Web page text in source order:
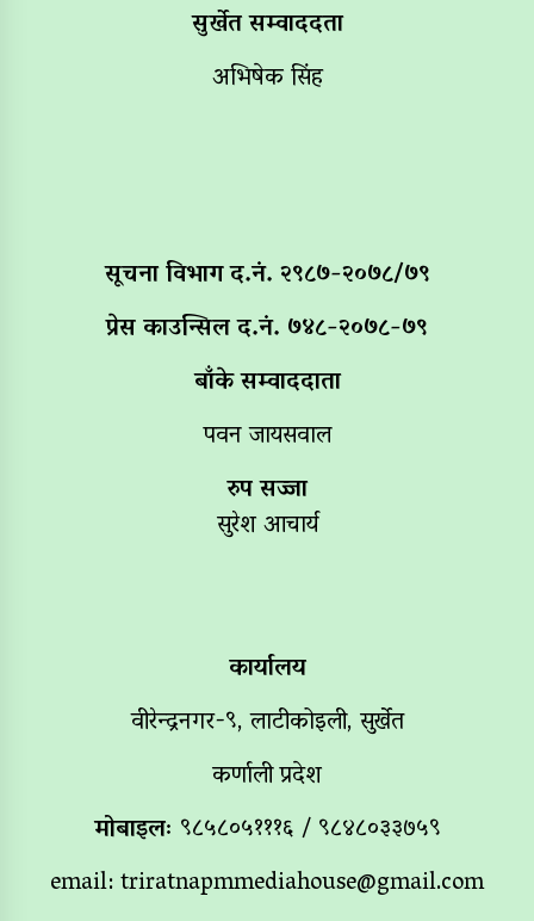
सुर्खेत सम्वाददता
अभिषेक सिंह
सूचना विभाग द‌.नं. २९८७-२०७८/७९
प्रेस काउन्सिल द.नं. ७४८-२०७८-७९
बाँके सम्वाददाता
पवन जायसवाल
रुप सज्जा
सुरेश आचार्य
कार्यालय
वीरेन्द्रनगर-९, लाटीकोइली, सुर्खेत
कर्णाली प्रदेश
मोबाइलः ९८५८०५१११६ / ९८४८०३३७५९
email:triratnapmmediahouse@gmail.com